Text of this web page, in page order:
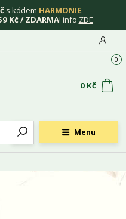
s kódem HARMONIE.
Kč / ZDARMA! info ZDE
Menu
0
0 Kč